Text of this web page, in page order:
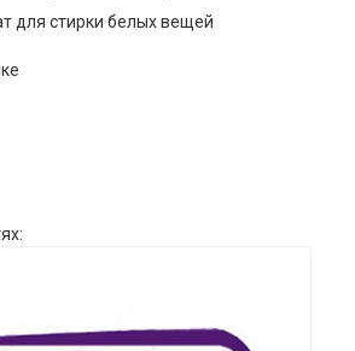
для стирки белых вещей